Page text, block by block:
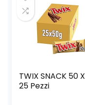
TWIX SNACK 50 X
25 Pezzi